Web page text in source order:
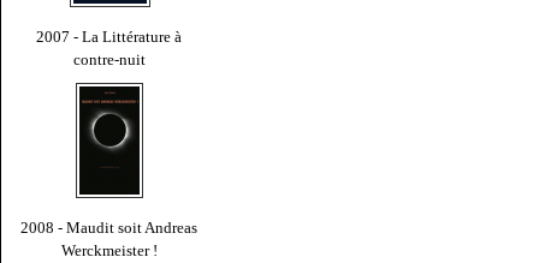
2007 - La Littérature à
contre-nuit
2008 - Maudit soit Andreas
Werckmeister !